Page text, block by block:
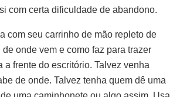
com certa dificuldade de abandono.
com seu carrinho de mão repleto de
onde vem e como faz para trazer
a frente do escritório. Talvez venha
de onde. Talvez tenha quem dê uma